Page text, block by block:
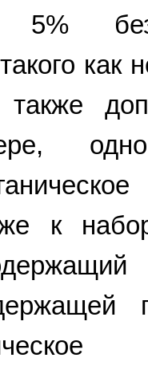
как
одно
к